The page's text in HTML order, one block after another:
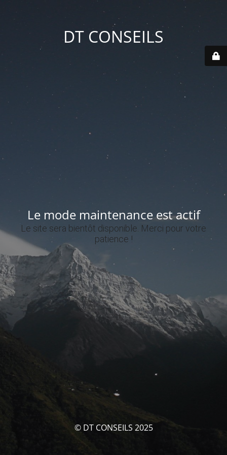
DT CONSEILS
Le mode maintenance est actif
Le site sera bientôt disponible. Merci pour votre
patience !
© DT CONSEILS 2025